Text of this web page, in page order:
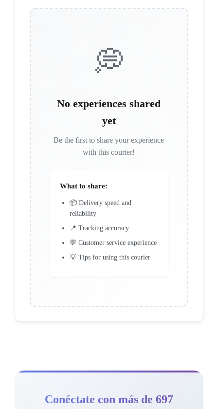
💭
No experiences shared
yet
Be the first to share your experience
with this courier!
What to share:
📦 Delivery speed and
reliability
📍 Tracking accuracy
💬 Customer service experience
💡 Tips for using this courier
Conéctate con más de 697